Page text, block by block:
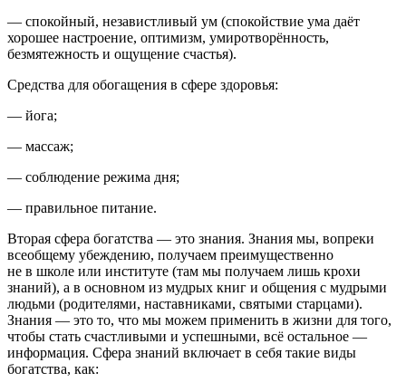
— спокойный, независтливый ум (спокойствие ума даёт
хорошее настроение, оптимизм, умиротворённость,
безмятежность и ощущение счастья).
Средства для обогащения в сфере здоровья:
— йога;
— массаж;
— соблюдение режима дня;
— правильное питание.
Вторая сфера богатства — это знания. Знания мы, вопреки
всеобщему убеждению, получаем преимущественно
не в школе или институте (там мы получаем лишь крохи
знаний), а в основном из мудрых книг и общения с мудрыми
людьми (родителями, наставниками, святыми старцами).
Знания — это то, что мы можем применить в жизни для того,
чтобы стать счастливыми и успешными, всё остальное —
информация. Сфера знаний включает в себя такие виды
богатства, как: